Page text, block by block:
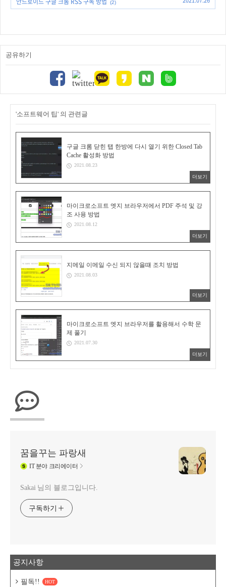
(2)
공유하기
'소프트웨어 팁' 의 관련글
구글 크롬 닫힌 탭 한방에 다시 열기 위한 Closed Tab
Cache 활성화 방법
2021.08.23
더보기
마이크로소프트 엣지 브라우저에서 PDF 주석 및 강
조 사용 방법
2021.08.12
더보기
지메일 이메일 수신 되지 않을떄 조치 방법
2021.08.03
더보기
마이크로소프트 엣지 브라우저를 활용해서 수학 문
제 풀기
2021.07.30
더보기
꿈을꾸는 파랑새
IT분야 크리에이터
Sakai 님의 블로그입니다.
구독하기
공지사항
필독!! HOT